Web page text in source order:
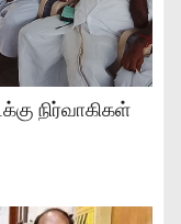
நிர்வாகிகள்